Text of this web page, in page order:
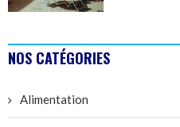
NOS CATÉGORIES
Alimentation